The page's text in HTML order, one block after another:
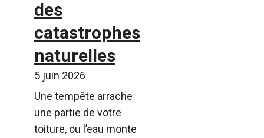
des
catastrophes
naturelles
5 juin 2026
Une tempête arrache
une partie de votre
toiture, ou l’eau monte